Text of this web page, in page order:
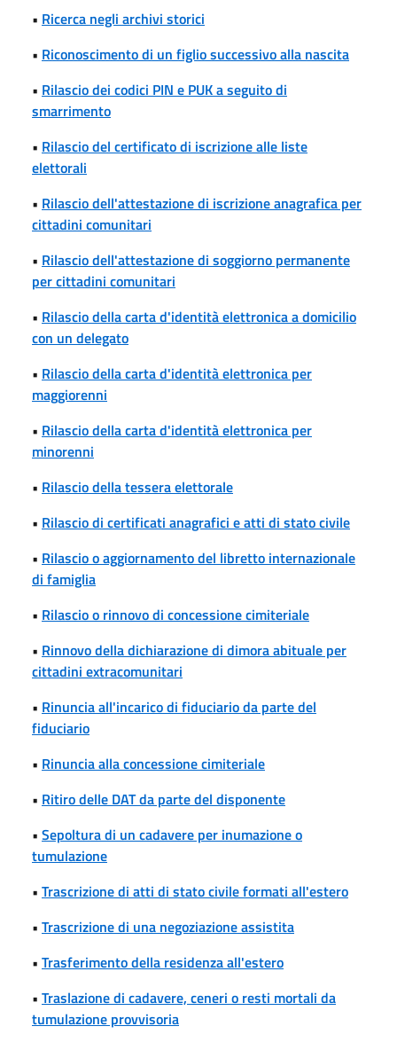
• Ricerca negli archivi storici
• Riconoscimento di un figlio successivo alla nascita
• Rilascio dei codici PIN e PUK a seguito di
smarrimento
• Rilascio del certificato di iscrizione alle liste
elettorali
• Rilascio dell'attestazione di iscrizione anagrafica per
cittadini comunitari
• Rilascio dell'attestazione di soggiorno permanente
per cittadini comunitari
• Rilascio della carta d'identità elettronica a domicilio
con un delegato
• Rilascio della carta d'identità elettronica per
maggiorenni
• Rilascio della carta d'identità elettronica per
minorenni
• Rilascio della tessera elettorale
• Rilascio di certificati anagrafici e atti di stato civile
• Rilascio o aggiornamento del libretto internazionale
di famiglia
• Rilascio o rinnovo di concessione cimiteriale
• Rinnovo della dichiarazione di dimora abituale per
cittadini extracomunitari
• Rinuncia all'incarico di fiduciario da parte del
fiduciario
• Rinuncia alla concessione cimiteriale
• Ritiro delle DAT da parte del disponente
• Sepoltura di un cadavere per inumazione o
tumulazione
• Trascrizione di atti di stato civile formati all'estero
• Trascrizione di una negoziazione assistita
• Trasferimento della residenza all'estero
• Traslazione di cadavere, ceneri o resti mortali da
tumulazione provvisoria